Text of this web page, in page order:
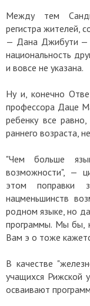
Между тем
регистра жителей,
— Дана Джибути —
национальность
и вовсе не указана.
Ну и, конечно
профессора Даце
ребенку все
раннего возраста,
"Чем больше
возможности", —
этом поправки
нацменьшинств
родном языке, но
программы. Мы бы,
Вам э о тоже
В качестве
учащихся Рижской
осваивают